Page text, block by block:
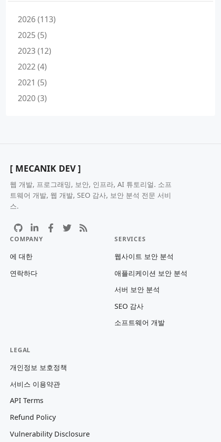
2026 (113)
2025 (5)
2023 (12)
2022 (4)
2021 (5)
2020 (3)
[ MECANIK DEV ]
웹 개발, 프로그래밍, 보안, 인프라, AI 튜토리얼. 소프
트웨어 개발, 웹 개발, SEO 감사, 보안 분석 전문 서비
스.
COMPANY
에 대한
연락하다
SERVICES
웹사이트 보안 분석
애플리케이션 보안 분석
서버 보안 분석
SEO 감사
소프트웨어 개발
LEGAL
개인정보 보호정책
서비스 이용약관
API Terms
Refund Policy
Vulnerability Disclosure